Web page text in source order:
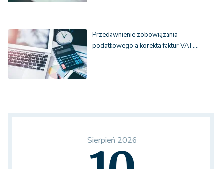
Przedawnienie zobowiązania
podatkowego a korekta faktur VAT.…
Sierpień 2026